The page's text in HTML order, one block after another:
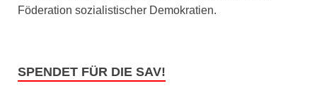
Föderation sozialistischer Demokratien.
SPENDET FÜR DIE SAV!